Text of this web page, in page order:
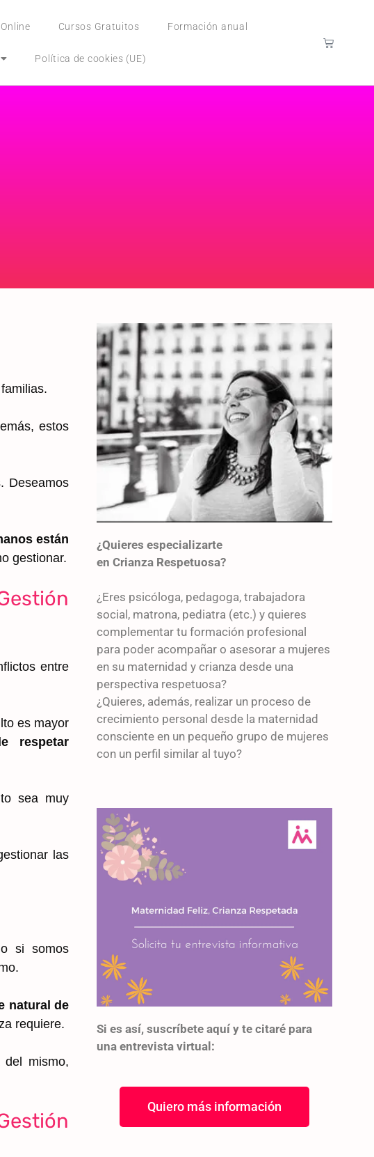
Cursos Gratuitos Formación anual
Política de cookies (UE)
estos
Deseamos
están
gestionar.
entre
es mayor
respetar
sea muy
las
si somos
natural de
requiere.
del mismo,
¿Quieres especializarte
en Crianza Respetuosa?
¿Eres psicóloga, pedagoga, trabajadora
social, matrona, pediatra (etc.) y quieres
complementar tu formación profesional
para poder acompañar o asesorar a mujeres
en su maternidad y crianza desde una
perspectiva respetuosa?
¿Quieres, además, realizar un proceso de
crecimiento personal desde la maternidad
consciente en un pequeño grupo de mujeres
con un perfil similar al tuyo?
Si es así, suscríbete aquí y te citaré para
una entrevista virtual:
Quiero más información